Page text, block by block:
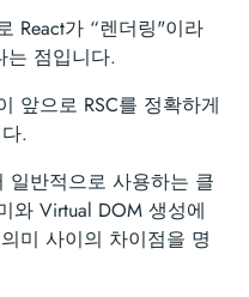
React가 “렌더링"이라
는 점입니다.
앞으로 RSC를 정확하게
.
일반적으로 사용하는 클
와 Virtual DOM 생성에
미 사이의 차이점을 명